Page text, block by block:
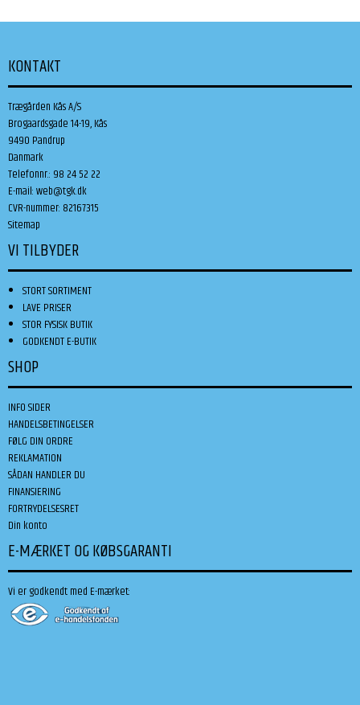
KONTAKT
Trægården Kås A/S
Brogaardsgade 14-19, Kås
9490 Pandrup
Danmark
Telefonnr.: 98 24 52 22
E-mail:web@tgk.dk
CVR-nummer: 82167315
Sitemap
VI TILBYDER
STORT SORTIMENT
LAVE PRISER
STOR FYSISK BUTIK
GODKENDT E-BUTIK
SHOP
INFO SIDER
HANDELSBETINGELSER
FØLG DIN ORDRE
REKLAMATION
SÅDAN HANDLER DU
FINANSIERING
FORTRYDELSESRET
Din konto
E-MÆRKET OG KØBSGARANTI
Vi er godkendt med E-mærket: